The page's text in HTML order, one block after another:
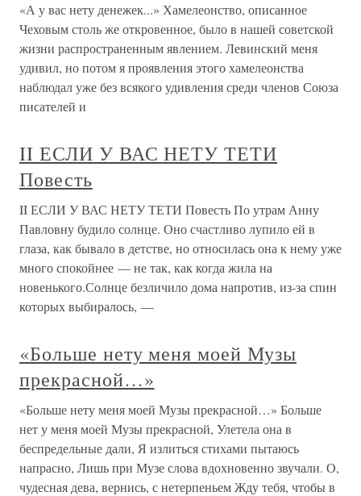
«А у вас нету денежек...» Хамелеонство, описанное
Чеховым столь же откровенное, было в нашей советской
жизни распространенным явлением. Левинский меня
удивил, но потом я проявления этого хамелеонства
наблюдал уже без всякого удивления среди членов Союза
писателей и
II ЕСЛИ У ВАС НЕТУ ТЕТИ
Повесть
II ЕСЛИ У ВАС НЕТУ ТЕТИ Повесть По утрам Анну
Павловну будило солнце. Оно счастливо лупило ей в
глаза, как бывало в детстве, но относилась она к нему уже
много спокойнее — не так, как когда жила на
новенького.Солнце безличило дома напротив, из-за спин
которых выбиралось, —
«Больше нету меня моей Музы
прекрасной…»
«Больше нету меня моей Музы прекрасной…» Больше
нет у меня моей Музы прекрасной, Улетела она в
беспредельные дали, Я излиться стихами пытаюсь
напрасно, Лишь при Музе слова вдохновенно звучали. О,
чудесная дева, вернись, с нетерпеньем Жду тебя, чтобы в